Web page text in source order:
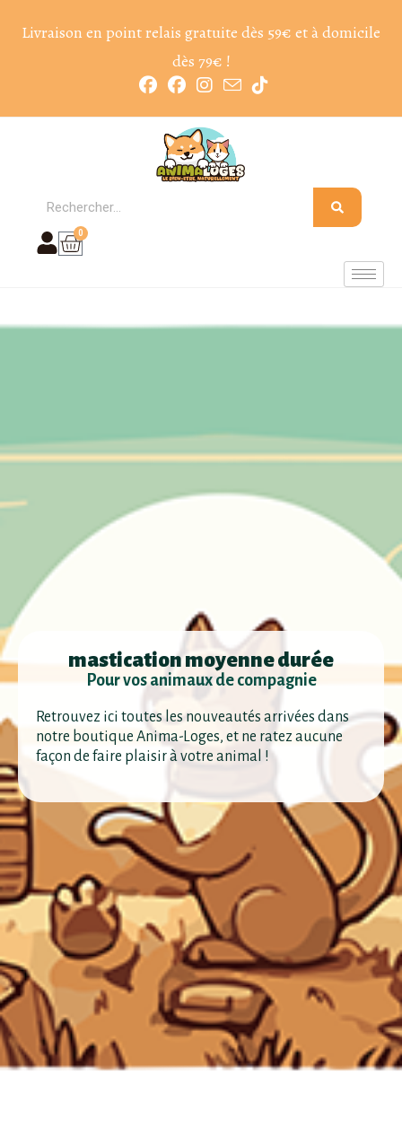
Livraison en point relais gratuite dès 59€ et à domicile
dès 79€ !
0
mastication moyenne durée
Pour vos animaux de compagnie
Retrouvez ici toutes les nouveautés arrivées dans
notre boutique Anima-Loges, et ne ratez aucune
façon de faire plaisir à votre animal !